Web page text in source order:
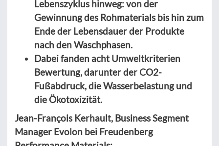
Lebenszyklus hinweg: von der
Gewinnung des Rohmaterials bis hin zum
Ende der Lebensdauer der Produkte
nach den Waschphasen.
Dabei fanden acht Umweltkriterien
Bewertung, darunter der CO2-
Fußabdruck, die Wasserbelastung und
die Ökotoxizität.
Jean-François Kerhault, Business Segment
Manager Evolon bei Freudenberg